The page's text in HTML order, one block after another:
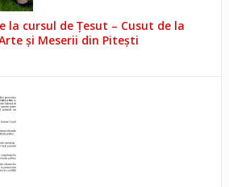
la cursul de Țesut – Cusut de la
și Meserii din Pitești